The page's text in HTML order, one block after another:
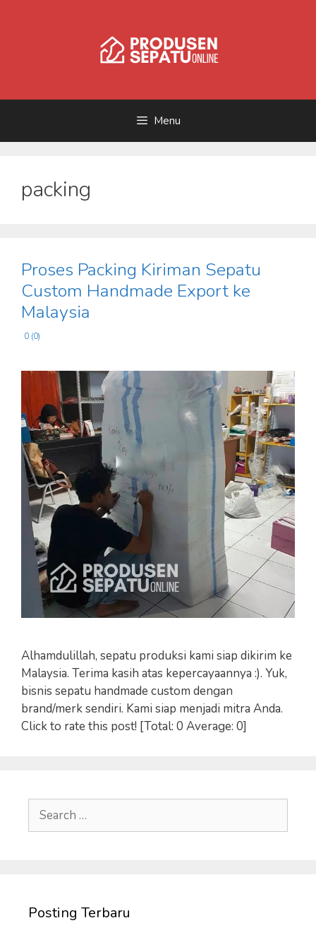
Menu
packing
Proses Packing Kiriman Sepatu
Custom Handmade Export ke
Malaysia
0 (0)
Alhamdulillah, sepatu produksi kami siap dikirim ke
Malaysia. Terima kasih atas kepercayaannya :). Yuk,
bisnis sepatu handmade custom dengan
brand/merk sendiri. Kami siap menjadi mitra Anda.
Click to rate this post! [Total: 0 Average: 0]
Search
for:
Posting Terbaru